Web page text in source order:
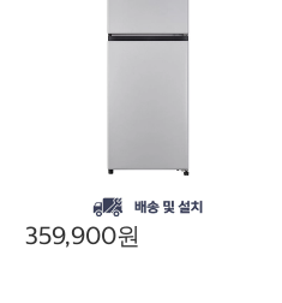
359,900원